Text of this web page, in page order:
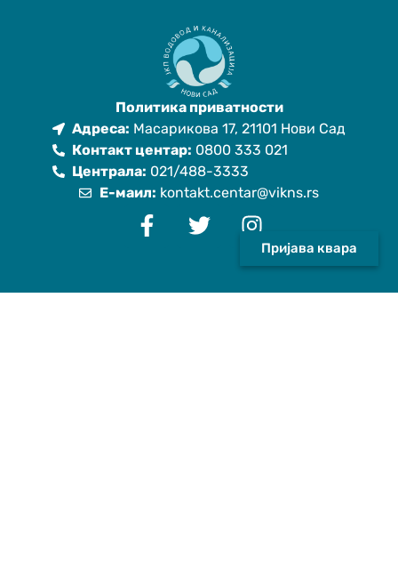
Пријава квара
Политика приватности
Адреса: Масарикова 17, 21101 Нови Сад
Контакт центар: 0800 333 021
Централа: 021/488-3333
Е-маил: kontakt.centar@vikns.rs